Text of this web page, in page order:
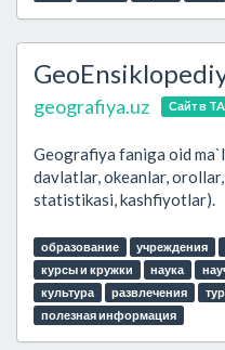
geografiya.uz Сайт в
Geografiya faniga oid
davlatlar, okeanlar,
statistikasi, kashfiyotlar).
образование учреждения
курсы и кружки
наука
культура
развлечения
полезная информация